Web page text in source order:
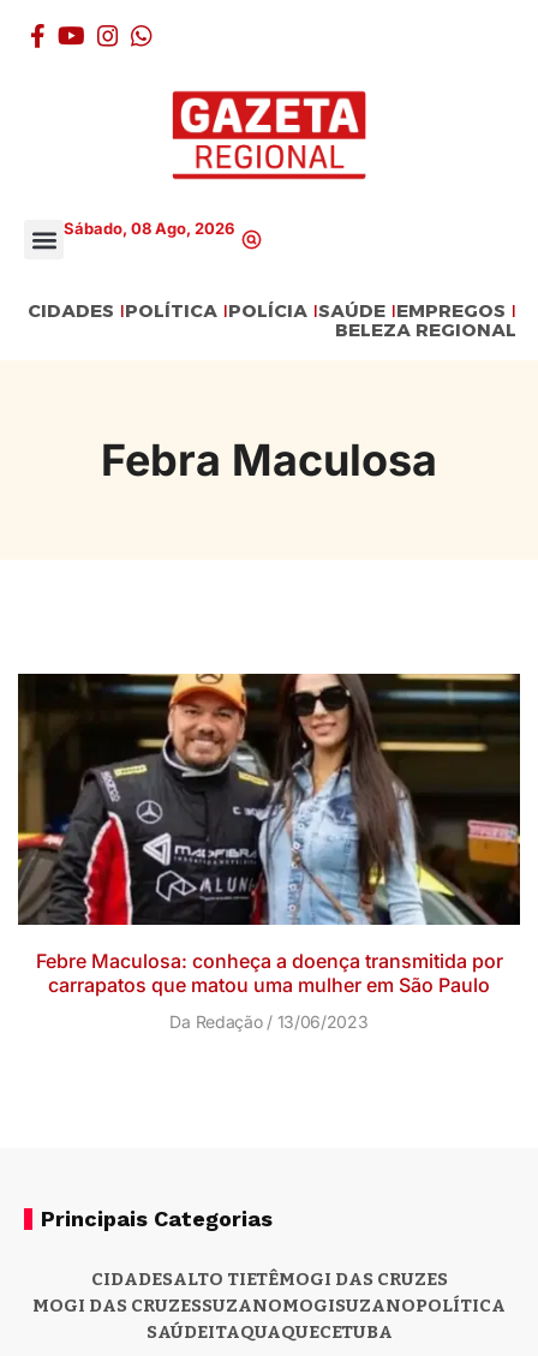
Sábado, 08 Ago, 2026
CIDADES POLÍTICA POLÍCIA SAÚDE EMPREGOS
BELEZA REGIONAL
Febra Maculosa
Febre Maculosa: conheça a doença transmitida por
carrapatos que matou uma mulher em São Paulo
Da Redação 13/06/2023
Principais Categorias
CIDADESALTO TIETÊMOGI DAS CRUZES
MOGI DAS CRUZESSUZANOMOGISUZANOPOLÍTICA
SAÚDEITAQUAQUECETUBA